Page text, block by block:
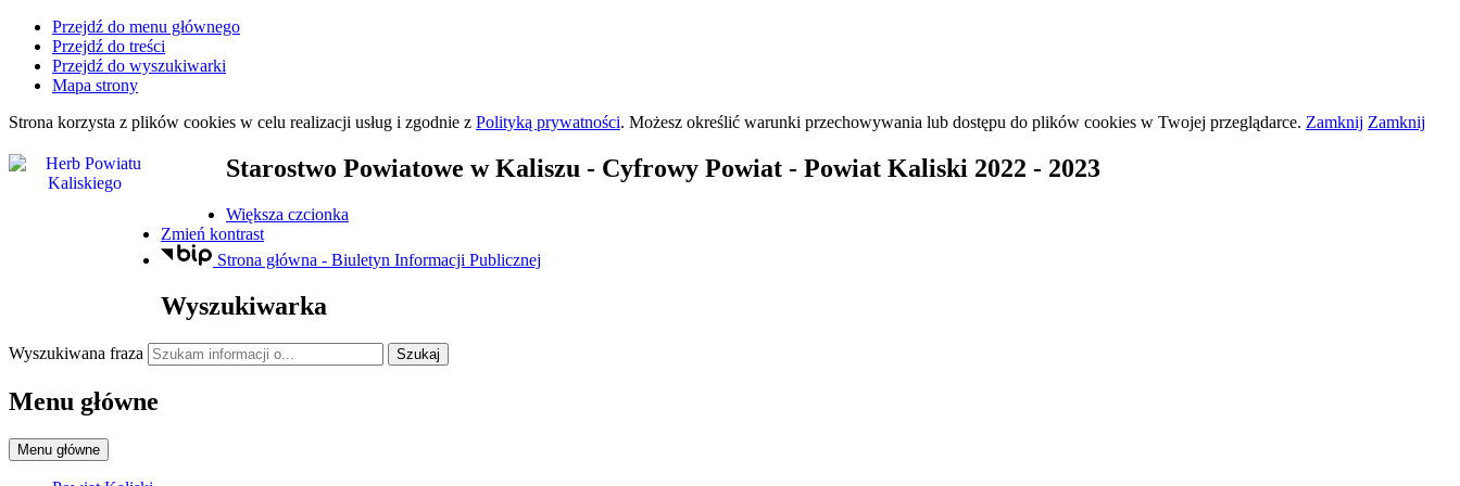
Przejdź do menu głównego
Przejdź do treści
Przejdź do wyszukiwarki
Mapa strony
Strona korzysta z plików cookies w celu realizacji usług i zgodnie z Polityką prywatności. Możesz określić warunki przechowywania lub dostępu do plików cookies w Twojej przeglądarce. Zamknij Zamknij
Starostwo Powiatowe w Kaliszu - Cyfrowy Powiat - Powiat Kaliski 2022 - 2023
Większa czcionka
Zmień kontrast
Strona główna - Biuletyn Informacji Publicznej
Wyszukiwarka
Wyszukiwana fraza Szukaj
Menu główne
Menu główne